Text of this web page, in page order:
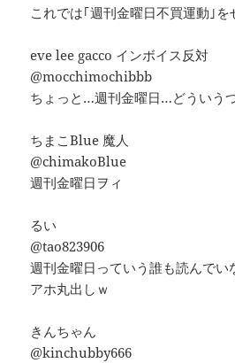
これでは｢週刊金曜日不買運動｣を
eve lee gacco インボイス反対
@mocchimochibbb
ちょっと…週刊金曜日…どういう
ちまこBlue 魔人
@chimakoBlue
週刊金曜日ヲィ
るい
@tao823906
週刊金曜日っていう誰も読んでい
アホ丸出しｗ
きんちゃん
@kinchubby666